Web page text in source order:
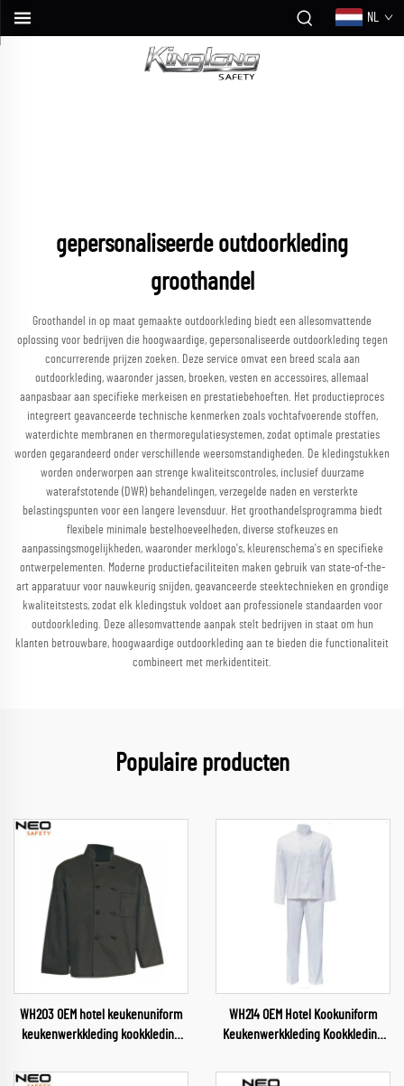
NL
gepersonaliseerde outdoorkleding
groothandel
Groothandel in op maat gemaakte outdoorkleding biedt een allesomvattende
oplossing voor bedrijven die hoogwaardige, gepersonaliseerde outdoorkleding tegen
concurrerende prijzen zoeken. Deze service omvat een breed scala aan
outdoorkleding, waaronder jassen, broeken, vesten en accessoires, allemaal
aanpasbaar aan specifieke merkeisen en prestatiebehoeften. Het productieproces
integreert geavanceerde technische kenmerken zoals vochtafvoerende stoffen,
waterdichte membranen en thermoregulatiesystemen, zodat optimale prestaties
worden gegarandeerd onder verschillende weersomstandigheden. De kledingstukken
worden onderworpen aan strenge kwaliteitscontroles, inclusief duurzame
waterafstotende (DWR) behandelingen, verzegelde naden en versterkte
belastingspunten voor een langere levensduur. Het groothandelsprogramma biedt
flexibele minimale bestelhoeveelheden, diverse stofkeuzes en
aanpassingsmogelijkheden, waaronder merklogo's, kleurenschema's en specifieke
ontwerpelementen. Moderne productiefaciliteiten maken gebruik van state-of-the-
art apparatuur voor nauwkeurig snijden, geavanceerde steektechnieken en grondige
kwaliteitstests, zodat elk kledingstuk voldoet aan professionele standaarden voor
outdoorkleding. Deze allesomvattende aanpak stelt bedrijven in staat om hun
klanten betrouwbare, hoogwaardige outdoorkleding aan te bieden die functionaliteit
combineert met merkidentiteit.
Populaire producten
WH203 OEM hotel keukenuniform
keukenwerkkleding kookkleding
restaurant chefkleding
WH214 OEM Hotel Kookuniform
Keukenwerkkleding Kookkleding
Voedingsindustrie Restaurant